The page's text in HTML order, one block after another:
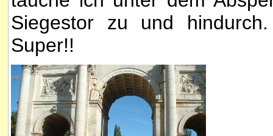
Siegestor zu und
Super!!